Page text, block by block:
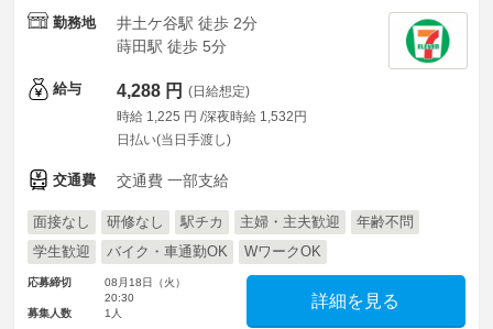
勤務地
井土ケ谷駅 徒歩 2分
蒔田駅 徒歩 5分
給与 4,288 円 (日給想定)
時給 1,225 円 /深夜時給 1,532円
日払い(当日手渡し)
交通費 交通費 一部支給
面接なし 研修なし 駅チカ 主婦・主夫歓迎
年齢不問
学生歓迎
バイク・車通勤OK WワークOK
応募締切
08月18日（火）
20:30
募集人数
1人
詳細を見る